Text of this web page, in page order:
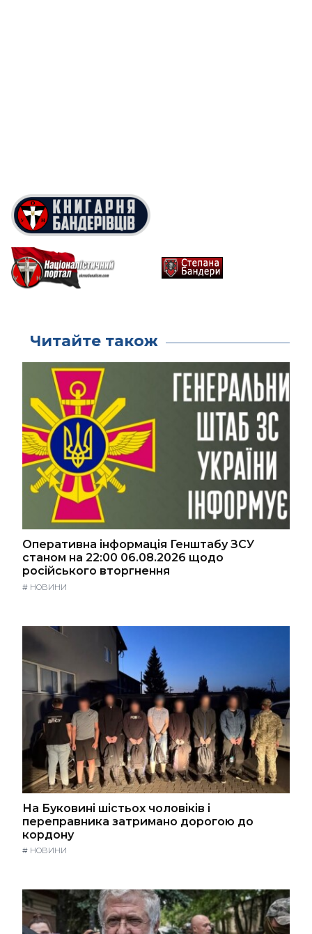
Читайте також
Оперативна інформація Генштабу ЗСУ
станом на 22:00 06.08.2026 щодо
російського вторгнення
# НОВИНИ
На Буковині шістьох чоловіків і
переправника затримано дорогою до
кордону
# НОВИНИ